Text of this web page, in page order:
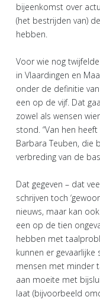
bijeenkomst over
(het bestrijden van)
hebben.
Voor wie nog
in Vlaardingen en
onder de definitie
een op de vijf. Dat
zowel als wensen
stond. “Van hen
Barbara Teuben, die
verbreding van de
Dat gegeven – dat
schrijven toch
nieuws, maar kan
een op de tien
hebben met
kunnen er
mensen met minder
aan moeite met
laat (bijvoorbeeld